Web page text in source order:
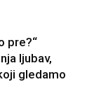
pre?“
ljubav,
gledamo